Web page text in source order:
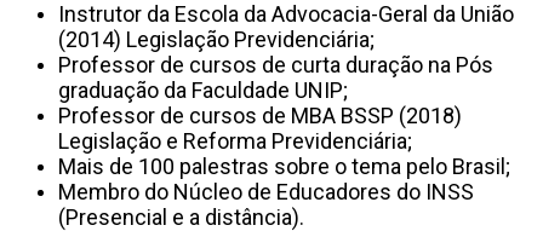
Instrutor da Escola da Advocacia-Geral da União
(2014) Legislação Previdenciária;
Professor de cursos de curta duração na Pós
graduação da Faculdade UNIP;
Professor de cursos de MBA BSSP (2018)
Legislação e Reforma Previdenciária;
Mais de 100 palestras sobre o tema pelo Brasil;
Membro do Núcleo de Educadores do INSS
(Presencial e a distância).